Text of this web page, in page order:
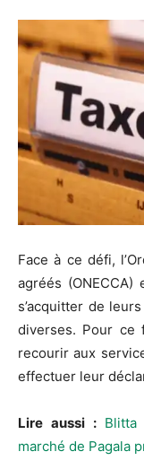
Face à ce défi,
agréés
s’acquitter de
diverses. Pour ce
recourir aux
effectuer leur
Lire aussi : Blitta
marché de Pagala